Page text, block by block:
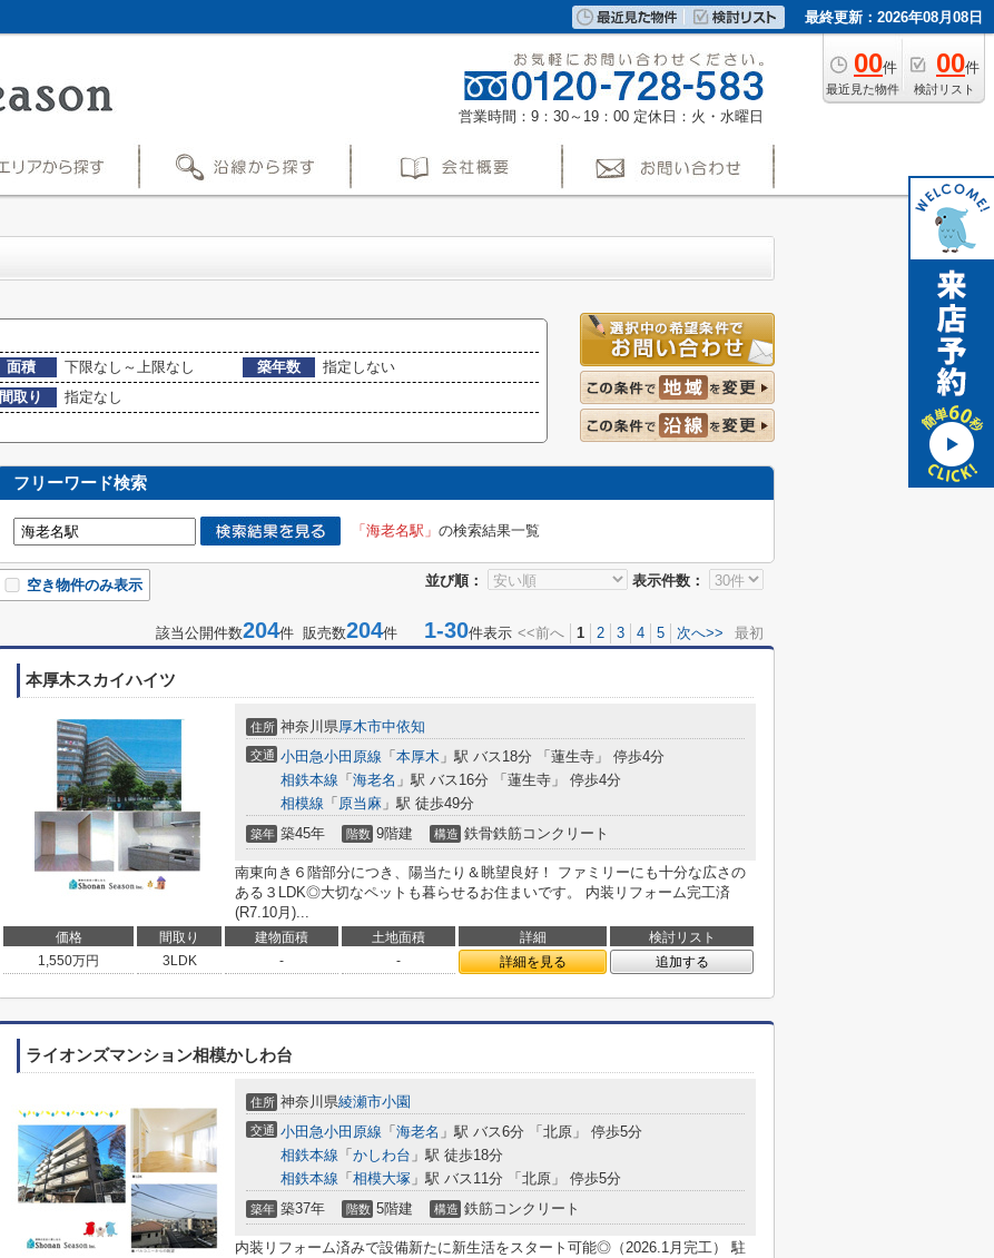
最終更新：2026年08月08日
00件
最近見た物件
00件
検討リスト
営業時間：9：30～19：00 定休日：火・水曜日
面積 下限なし～上限なし 築年数
指定しない
間取り
指定なし
フリーワード検索
「海老名駅」 の検索結果一覧
並び順： 表示件数：
空き物件のみ表示
該当公開件数204件 販売数204件 1-30件表示 <<前へ 1 2 3 4 5 次へ>> 最初
本厚木スカイハイツ
住所 神奈川県厚木市中依知
交通 小田急小田原線 「 本厚木 」駅 バス18分 「蓮生寺」 停歩4分
相鉄本線 「 海老名 」駅 バス16分 「蓮生寺」 停歩4分
相模線 「 原当麻 」駅 徒歩49分
築年 築45年 階数 9階建 構造 鉄骨鉄筋コンクリート
南東向き６階部分につき、陽当たり＆眺望良好！ ファミリーにも十分な広さの
ある３LDK◎大切なペットも暮らせるお住まいです。 内装リフォーム完工済
(R7.10月)...
価格 間取り 建物面積 土地面積 詳細
検討リスト
1,550万円 3LDK - - 詳細を見る 追加する
ライオンズマンション相模かしわ台
住所 神奈川県綾瀬市小園
交通 小田急小田原線 「 海老名 」駅 バス6分 「北原」 停歩5分
相鉄本線 「 かしわ台 」駅 徒歩18分
相鉄本線 「 相模大塚 」駅 バス11分 「北原」 停歩5分
築年 築37年 階数 5階建 構造 鉄筋コンクリート
内装リフォーム済みで設備新たに新生活をスタート可能◎（2026.1月完工） 駐